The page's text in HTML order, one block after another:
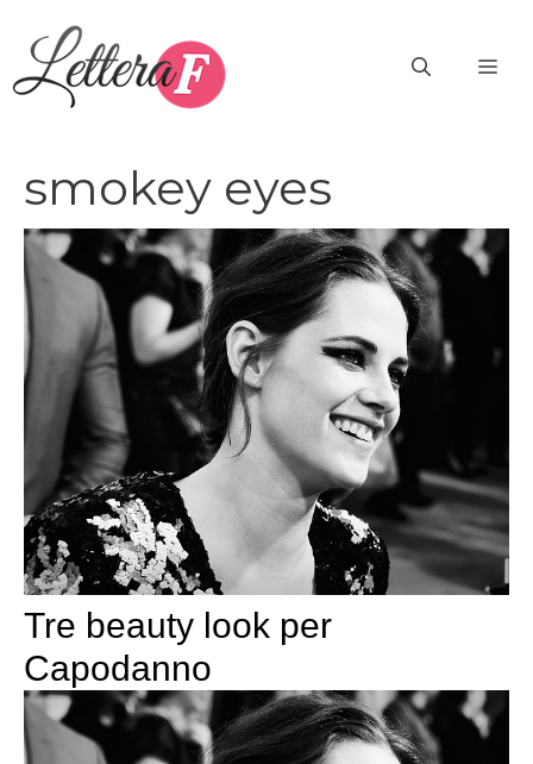
contenuto
smokey eyes
Tre beauty look per
Capodanno